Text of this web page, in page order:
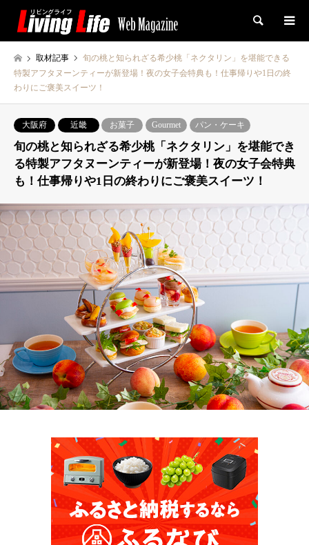
検索
取材記事
旬の桃と知られざる希少桃「ネクタリン」を堪能できる
特製アフタヌーンティーが新登場！夜の女子会特典も！仕事帰りや1日の終
わりにご褒美スイーツ！
大阪府 近畿 お菓子 Gourmet パン・ケーキ
旬の桃と知られざる希少桃「ネクタリン」を堪能でき
る特製アフタヌーンティーが新登場！夜の女子会特典
も！仕事帰りや1日の終わりにご褒美スイーツ！